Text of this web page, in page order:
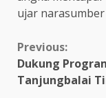
ujar
Continue
Reading
Previous:
Dukung
Tanjungbalai